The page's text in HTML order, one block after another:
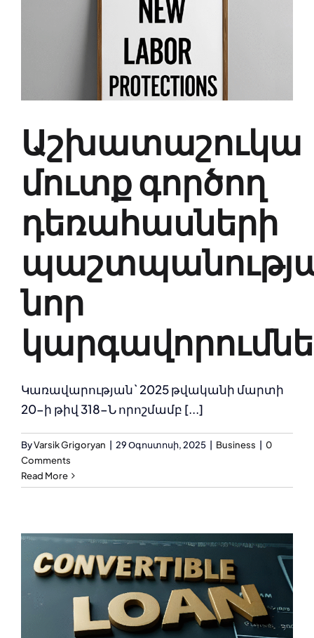
Աշխատաշուկա
մուտք գործող
դեռահասների
նոր
Կառավարության` 2025 թվականի մարտի
20-ի թիվ 318-Ն որոշմամբ [...]
ByVarsik Grigoryan | 29 Օգոստոսի, 2025 | Business | 0
Comments
Read More